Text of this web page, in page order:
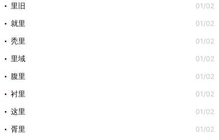
01/02
里旧
01/02
就里
01/02
秃里
01/02
里域
01/02
腹里
01/02
衬里
01/02
这里
01/02
胥里